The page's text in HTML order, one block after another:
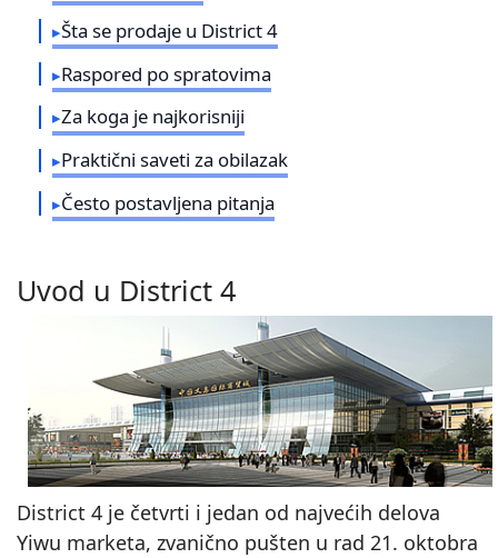
Šta se prodaje u District 4
Raspored po spratovima
Za koga je najkorisniji
Praktični saveti za obilazak
Često postavljena pitanja
Uvod u District 4
District 4 je četvrti i jedan od najvećih delova
Yiwu marketa, zvanično pušten u rad 21. oktobra